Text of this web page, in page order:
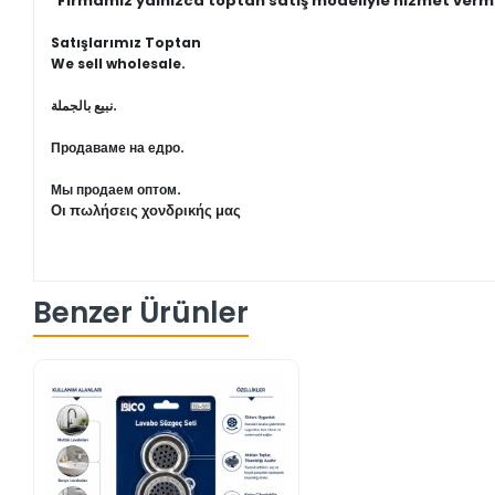
Satışlarımız Toptan
We sell wholesale.
نبيع بالجملة.
Продаваме на едро.
Мы продаем оптом.
Οι πωλήσεις χονδρικής μας
Benzer Ürünler